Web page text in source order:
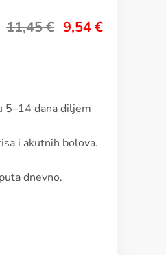
11,45€ 9,54€
5–14 dana diljem
i akutnih bolova.
dnevno.